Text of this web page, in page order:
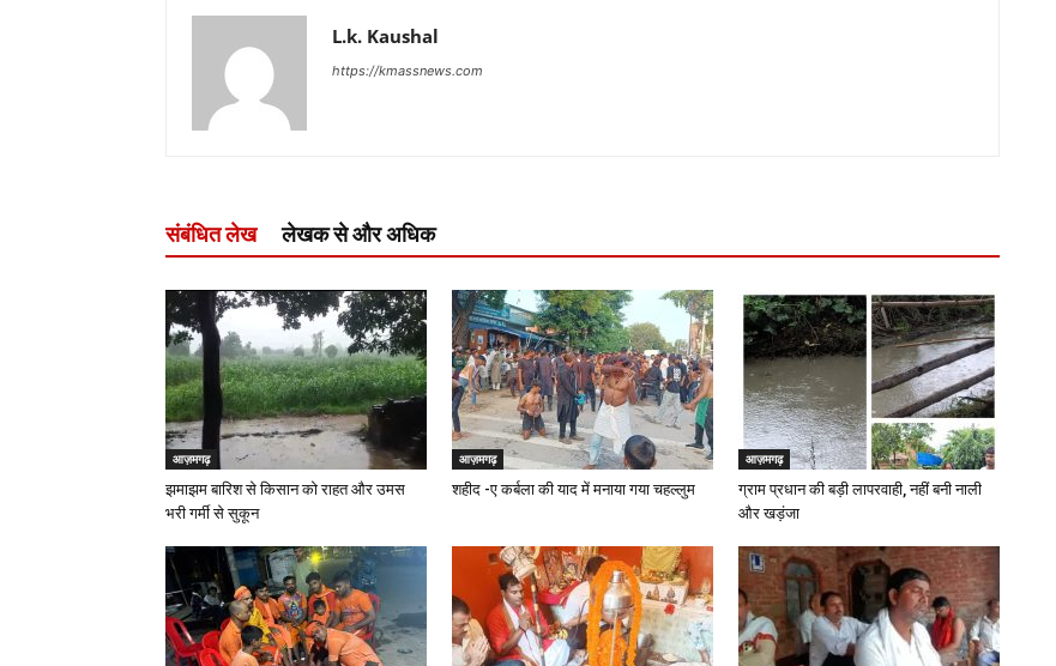
L.k. Kaushal
https://kmassnews.com
संबंधित लेख लेखक से और अधिक
आज़मगढ़
झमाझम बारिश से किसान को राहत और उमस
भरी गर्मी से सुकून
आज़मगढ़
शहीद -ए कर्बला की याद में मनाया गया चहल्लुम
आज़मगढ़
ग्राम प्रधान की बड़ी लापरवाही, नहीं बनी नाली
और खड़ंजा